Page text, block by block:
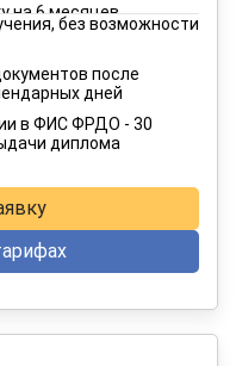
на 6 месяцев
на 12 месяцев
без возможности
после
дней
в ФИС ФРДО - 30
диплома